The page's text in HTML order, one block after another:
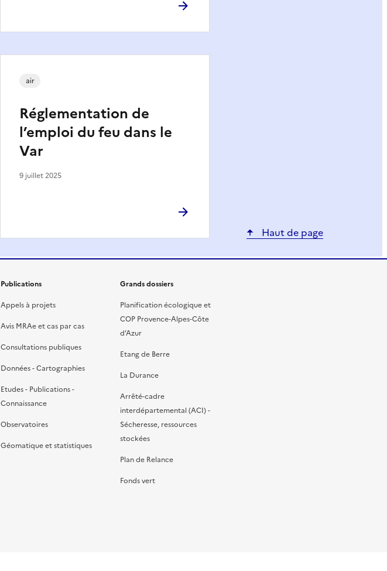
Réglementation de
l’emploi du feu dans le
Var
air
9 juillet 2025
Haut de page
Publications
Appels à projets
Avis MRAe et cas par cas
Consultations publiques
Données - Cartographies
Etudes - Publications -
Connaissance
Observatoires
Géomatique et statistiques
Grands dossiers
Planification écologique et
COP Provence-Alpes-Côte
d’Azur
Etang de Berre
La Durance
Arrêté-cadre
interdépartemental (ACI) -
Sécheresse, ressources
stockées
Plan de Relance
Fonds vert